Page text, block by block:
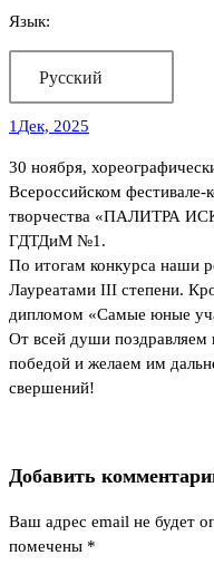
Язык:
Русский
1 Дек, 2025
30 ноября,
Всероссийском фестивале-
творчества «ПАЛИТРА
ГДТДиМ №1.
По итогам конкурса наши
Лауреатами III степени.
дипломом «Самые юные
От всей души поздравляем
победой и желаем им
свершений!
Добавить
Ваш адрес email не будет
помечены *